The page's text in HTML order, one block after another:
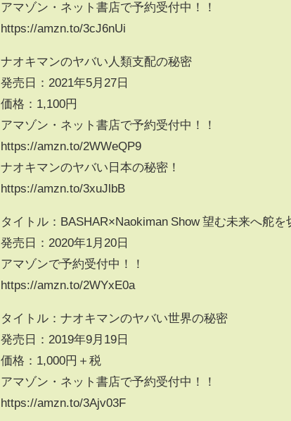
アマゾン・ネット書店で予約受付中！！
https://amzn.to/3cJ6nUi
ナオキマンのヤバい人類支配の秘密
発売日：2021年5月27日
価格：1,100円
アマゾン・ネット書店で予約受付中！！
https://amzn.to/2WWeQP9
ナオキマンのヤバい日本の秘密！
https://amzn.to/3xuJlbB
タイトル：BASHAR×Naokiman Show 望む未来へ舵を
発売日：2020年1月20日
アマゾンで予約受付中！！
https://amzn.to/2WYxE0a
タイトル：ナオキマンのヤバい世界の秘密
発売日：2019年9月19日
価格：1,000円＋税
アマゾン・ネット書店で予約受付中！！
https://amzn.to/3Ajv03F